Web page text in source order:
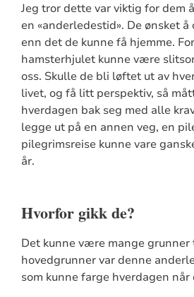
Jeg tror dette var viktig for dem
en «anderledestid». De ønsket
enn det de kunne få hjemme.
hamsterhjulet kunne være
oss. Skulle de bli løftet ut av
livet, og få litt perspektiv, så
hverdagen bak seg med alle
legge ut på en annen veg, en
pilegrimsreise kunne vare
år.
Hvorfor gikk de?
Det kunne være mange grunner
hovedgrunner var denne
som kunne farge hverdagen når